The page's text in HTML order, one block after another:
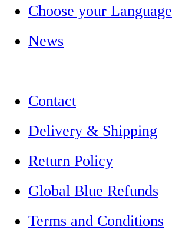
Choose your Language
News
Contact
Delivery & Shipping
Return Policy
Global Blue Refunds
Terms and Conditions